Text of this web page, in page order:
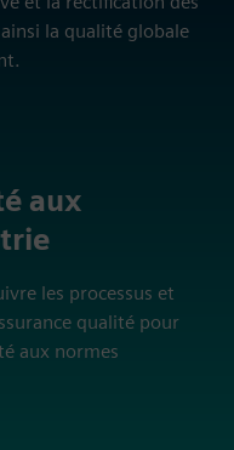
la qualité globale
aux
les processus et
qualité pour
aux normes